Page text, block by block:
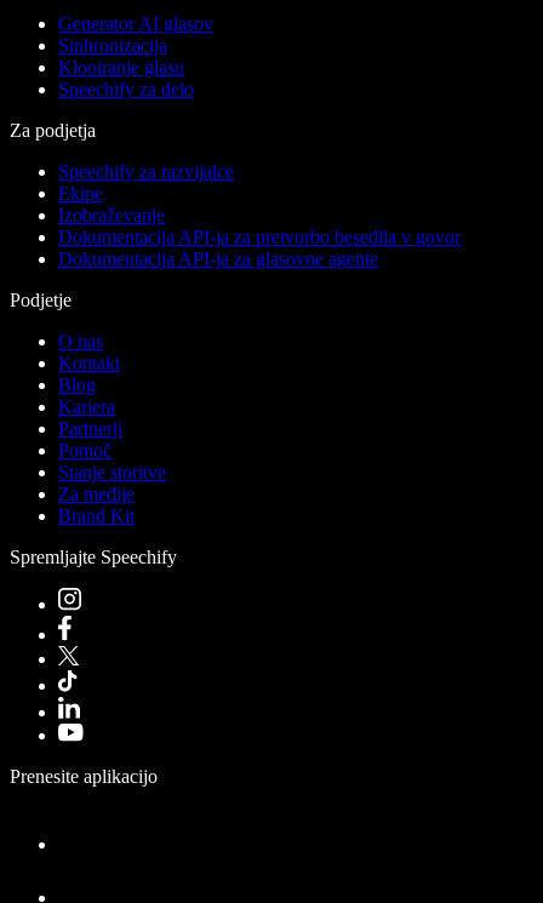
Generator AI glasov
Sinhronizacija
Kloniranje glasu
Speechify za delo
Za podjetja
Speechify za razvijalce
Ekipe
Izobraževanje
Dokumentacija API-ja za pretvorbo besedila v govor
Dokumentacija API-ja za glasovne agente
Podjetje
O nas
Kontakt
Blog
Kariera
Partnerji
Pomoč
Stanje storitve
Za medije
Brand Kit
Spremljajte Speechify
Prenesite aplikacijo